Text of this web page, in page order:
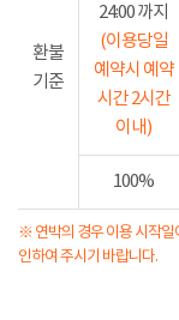
환불
기준
24:00 까지
(이용당일
예약시 예약
시간 2시간
이내)
100%
※ 연박의 경우 이용 시작일
인하여 주시기 바랍니다.